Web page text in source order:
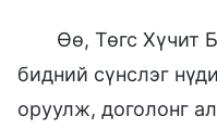
Өө, Төгс Хүчит
бидний сүнслэг
оруулж, доголонг